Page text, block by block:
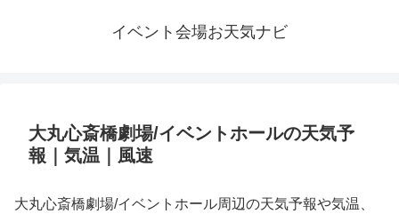
イベント会場お天気ナビ
大丸心斎橋劇場/イベントホールの天気予
報｜気温｜風速
大丸心斎橋劇場/イベントホール周辺の天気予報や気温、